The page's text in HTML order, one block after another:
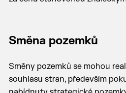
Směna pozemků
Směny pozemků se mohou
souhlasu stran, především